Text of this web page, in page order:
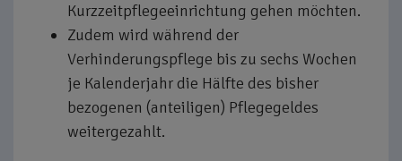
Kurzzeitpflegeeinrichtung gehen möchten.
Zudem wird während der
Verhinderungspflege bis zu sechs Wochen
je Kalenderjahr die Hälfte des bisher
bezogenen (anteiligen) Pflegegeldes
weitergezahlt.